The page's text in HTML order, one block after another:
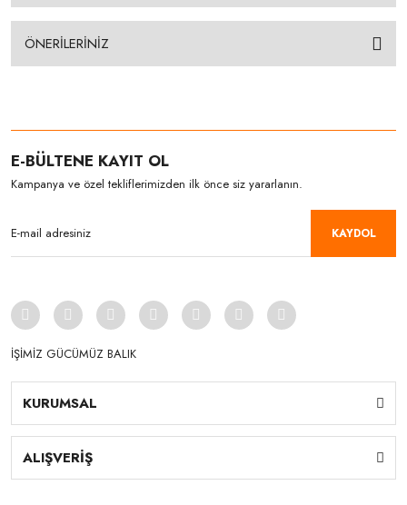
ÖNERİLERİNİZ
E-BÜLTENE KAYIT OL
Kampanya ve özel tekliflerimizden ilk önce siz yararlanın.
KAYDOL
İŞİMİZ GÜCÜMÜZ BALIK
KURUMSAL
ALIŞVERİŞ